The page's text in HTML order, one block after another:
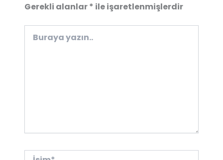
Gerekli alanlar* ile işaretlenmişlerdir
yazın..
İsim*